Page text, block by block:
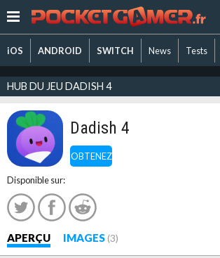
iOS ANDROID SWITCH News Tests
HUB DU JEU DADISH 4
OBTENEZ
Dadish 4
Disponible sur:
APERÇU IMAGES (3)